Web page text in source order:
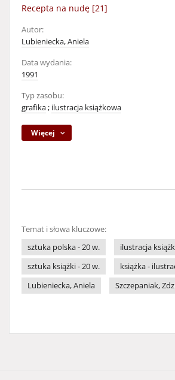
Recepta na nudę [21]
Autor:
Lubieniecka, Aniela
Data wydania:
1991
Typ zasobu:
grafika; ilustracja książkowa
Więcej
Temat i słowa kluczowe:
sztuka polska - 20 w.
ilustracja
sztuka książki - 20 w.
książka -
Lubieniecka, Aniela
Szczepaniak,